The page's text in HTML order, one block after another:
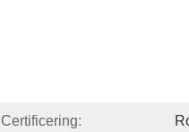
Certificering: